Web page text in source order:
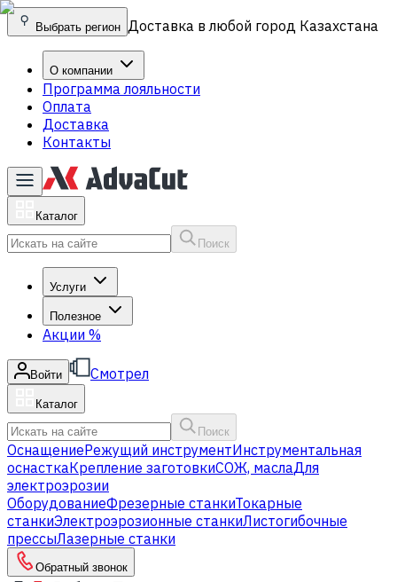
Выбрать регион Доставка в любой город Казахстана
О компании
Программа лояльности
Оплата
Доставка
Контакты
Каталог
Поиск
Услуги
Полезное
Акции %
Войти Смотрел
Каталог
Поиск
ОснащениеРежущий инструментИнструментальная
оснасткаКрепление заготовкиСОЖ, маслаДля
электроэрозии
ОборудованиеФрезерные станкиТокарные
станкиЭлектроэрозионные станкиЛистогибочные
прессыЛазерные станки
Обратный звонок